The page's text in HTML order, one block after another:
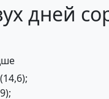
дней